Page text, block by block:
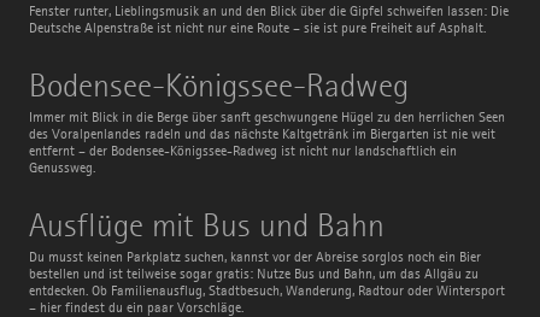
Fenster runter, Lieblingsmusik an und den Blick über die Gipfel schweifen lassen: Die
Deutsche Alpenstraße ist nicht nur eine Route – sie ist pure Freiheit auf Asphalt.
Bodensee-Königssee-Radweg
Immer mit Blick in die Berge über sanft geschwungene Hügel zu den herrlichen Seen
des Voralpenlandes radeln und das nächste Kaltgetränk im Biergarten ist nie weit
entfernt – der Bodensee-Königssee-Radweg ist nicht nur landschaftlich ein
Genussweg.
Bodensee-
Königssee-
Radweg
Ausflüge mit Bus und Bahn
Du musst keinen Parkplatz suchen, kannst vor der Abreise sorglos noch ein Bier
bestellen und ist teilweise sogar gratis: Nutze Bus und Bahn, um das Allgäu zu
entdecken. Ob Familienausflug, Stadtbesuch, Wanderung, Radtour oder Wintersport
– hier findest du ein paar Vorschläge.
Ausflüge
mit
Bus
und
Bahn